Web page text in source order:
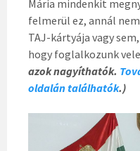
Mária mindenkit
felmerül ez, annál
TAJ-kártyája vagy
hogy foglalkozunk
azok nagyíthatók.
oldalán találhatók.)